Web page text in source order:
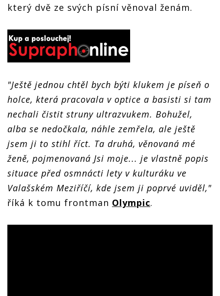
který dvě ze svých písní věnoval ženám.
"Ještě jednou chtěl bych býti klukem je píseň o
holce, která pracovala v optice a basisti si tam
nechali čistit struny ultrazvukem. Bohužel,
alba se nedočkala, náhle zemřela, ale ještě
jsem ji to stihl říct. Ta druhá, věnovaná mé
ženě, pojmenovaná Jsi moje... je vlastně popis
situace před osmnácti lety v kulturáku ve
Valašském Meziříčí, kde jsem ji poprvé uviděl,"
říká k tomu frontman Olympic.